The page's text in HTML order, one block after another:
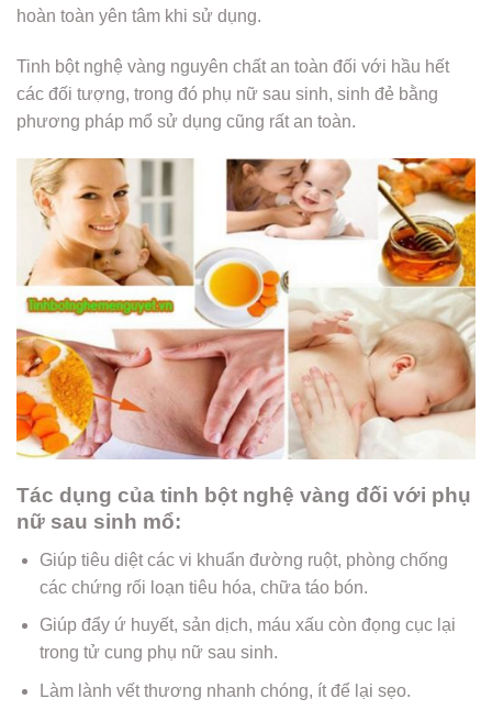
hoàn toàn yên tâm khi sử dụng.
Tinh bột nghệ vàng nguyên chất an toàn đối với hầu hết
các đối tượng, trong đó phụ nữ sau sinh, sinh đẻ bằng
phương pháp mổ sử dụng cũng rất an toàn.
Tác dụng của tinh bột nghệ vàng đối với phụ
nữ sau sinh mổ:
Giúp tiêu diệt các vi khuẩn đường ruột, phòng chống
các chứng rối loạn tiêu hóa, chữa táo bón.
Giúp đẩy ứ huyết, sản dịch, máu xấu còn đọng cục lại
trong tử cung phụ nữ sau sinh.
Làm lành vết thương nhanh chóng, ít để lại sẹo.